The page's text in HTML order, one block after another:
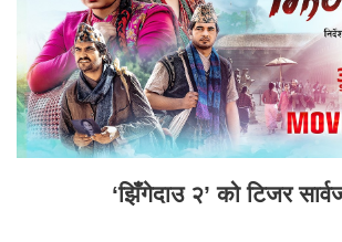
‘झिँगेदाउ २’ को टिजर